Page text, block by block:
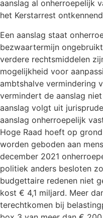
aanslag al onherroepelijk
het Kerstarrest
Een aanslag staat
bezwaartermijn
verdere rechtsmiddelen
mogelijkheid voor
ambtshalve vermindering
vermindert de aanslag
aanslag volgt uit
aanslag onherroepelijk
Hoge Raad hoeft op
worden geboden aan
december 2021
politiek anders besloten
budgettaire redenen niet
kost € 4,1 miljard. Meer
terechtkomen bij